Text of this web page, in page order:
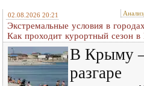
02.08.2026 20:21
Экстремальные условия в
Как проходит курортный сезон
В Крыму
разгаре